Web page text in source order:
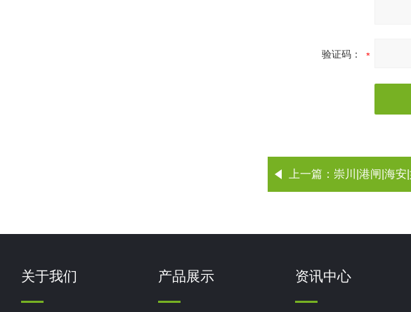
验证码：
上一篇： 崇川|港闸|海安|如
关于我们 产品展示 资讯中心